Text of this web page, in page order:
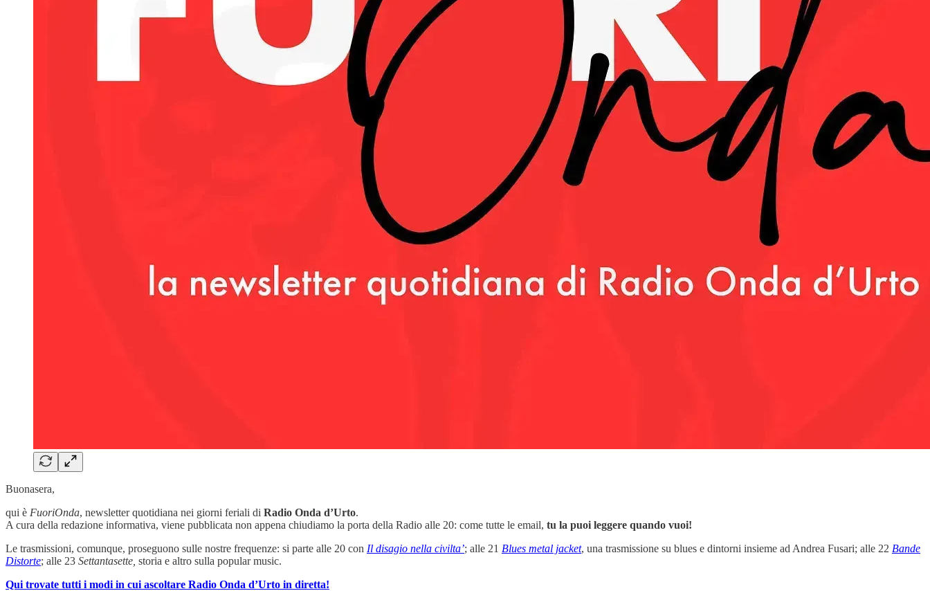
Buonasera,
qui è FuoriOnda, newsletter quotidiana nei giorni feriali di Radio Onda d’Urto.
A cura della redazione informativa, viene pubblicata non appena chiudiamo la porta della Radio alle 20: come tutte le email, tu la puoi leggere quando vuoi!
Le trasmissioni, comunque, proseguono sulle nostre frequenze: si parte alle 20 con Il disagio nella civilta’; alle 21 Blues metal jacket, una trasmissione su blues e dintorni insieme ad Andrea Fusari; alle 22 Bande
Distorte; alle 23 Settantasette, storia e altro sulla popular music.
Qui trovate tutti i modi in cui ascoltare Radio Onda d’Urto in diretta!